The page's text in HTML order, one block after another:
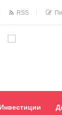
RSS
Инвестиции